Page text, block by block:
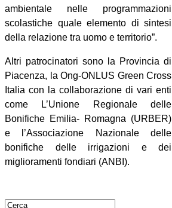
ambientale nelle programmazioni
scolastiche quale elemento di sintesi
della relazione tra uomo e territorio”.
Altri patrocinatori sono la Provincia di
Piacenza, la Ong-ONLUS Green Cross
Italia con la collaborazione di vari enti
come L’Unione Regionale delle
Bonifiche Emilia- Romagna (URBER)
e l’Associazione Nazionale delle
bonifiche delle irrigazioni e dei
miglioramenti fondiari (ANBI).